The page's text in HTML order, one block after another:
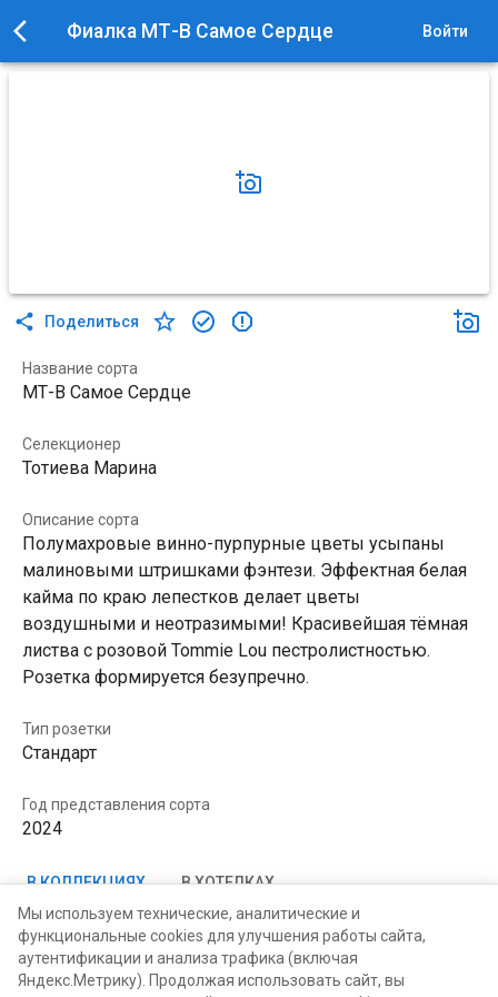
Фиалка МТ-В Самое Сердце Войти
Поделиться
Название сорта
МТ-В Самое Сердце
Селекционер
Тотиева Марина
Описание сорта
Полумахровые винно-пурпурные цветы усыпаны
малиновыми штришками фэнтези. Эффектная белая
кайма по краю лепестков делает цветы
воздушными и неотразимыми! Красивейшая тёмная
листва с розовой Tommie Lou пестролистностью.
Розетка формируется безупречно.
Тип розетки
Стандарт
Год представления сорта
2024
В КОЛЛЕКЦИЯХ В ХОТЕЛКАХ
Надежда Северинова
Мы используем технические, аналитические и
функциональные cookies для улучшения работы сайта,
аутентификации и анализа трафика (включая
Яндекс.Метрику). Продолжая использовать сайт, вы